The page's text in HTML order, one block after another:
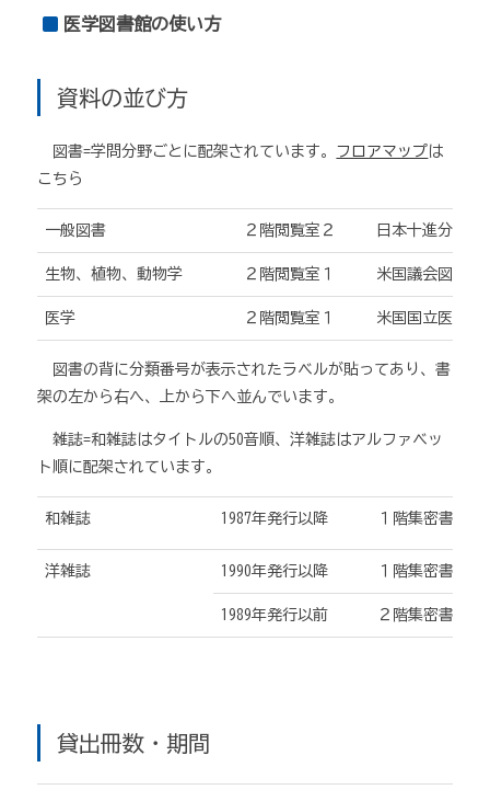
医学図書館の使い方
資料の並び方
図書=学問分野ごとに配架されています。 フロアマップは
こちら
一般図書 ２階閲覧室２ 日本十進分類
生物、植物、動物学 ２階閲覧室１ 米国議会図書館
医学 ２階閲覧室１ 米国国立医学図
図書の背に分類番号が表示されたラベルが貼ってあり、書
架の左から右へ、上から下へ並んでいます。
雑誌=和雑誌はタイトルの50音順、洋雑誌はアルファベッ
ト順に配架されています。
和雑誌 1987年発行以降 １階集密書架
洋雑誌 1990年発行以降 １階集密書架
1989年発行以前 ２階集密書架
貸出冊数・期間